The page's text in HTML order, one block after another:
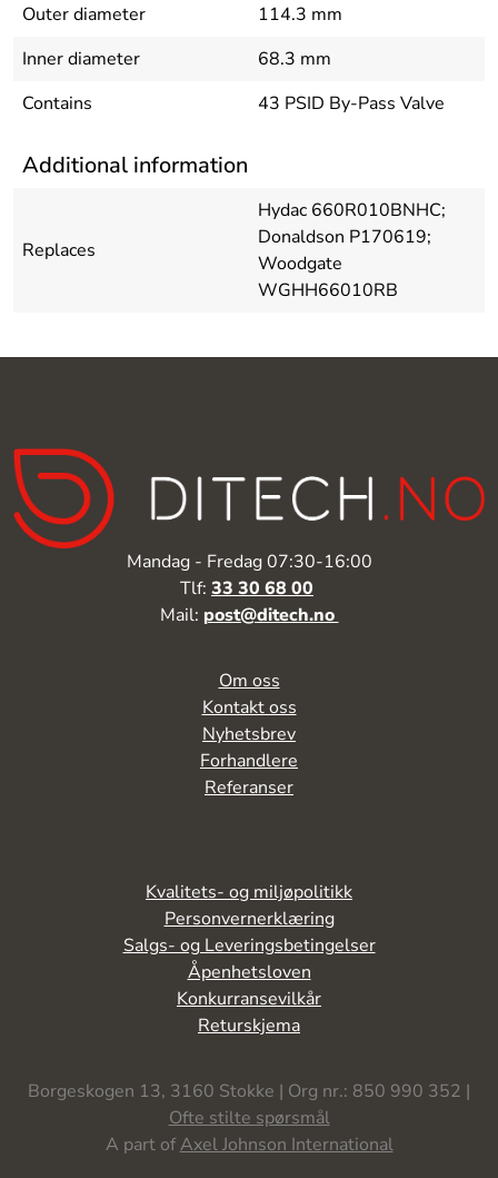
Outer diameter
114.3 mm
Inner diameter
68.3 mm
Contains
43 PSID By-Pass Valve
Additional information
Replaces
Hydac 660R010BNHC;
Donaldson P170619;
Woodgate
WGHH66010RB
Mandag - Fredag 07:30-16:00
Tlf: 33 30 68 00
Mail: post@ditech.no
Kvalitets- og miljøpolitikk
Personvernerklæring
Salgs- og Leveringsbetingelser
Åpenhetsloven
Konkurransevilkår
Returskjema
Om oss
Kontakt oss
Nyhetsbrev
Forhandlere
Referanser
Borgeskogen 13, 3160 Stokke | Org nr.: 850 990 352 |
Ofte stilte spørsmål
A part ofAxel Johnson International